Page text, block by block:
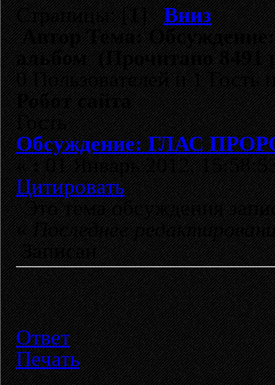
Страницы: [1]Вниз
АвторТема:
альбом (Прочитано 8491
0 Пользователей и 1 Гость
Робот сайта
Гость
Обсуждение: ГЛАС
«:01 Январь 2012,
Цитировать
Это тема обсуждения
«Последнее
Записан
Ответ
Печать